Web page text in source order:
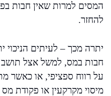
המסים למרות שאין חבות
להחזר.
יתרה מכך – לעיתים הניכוי
חבות במס, למשל אצל תושב
על רווח ספציפי, או כאשר
מיסוי מקרקעין או פקודת